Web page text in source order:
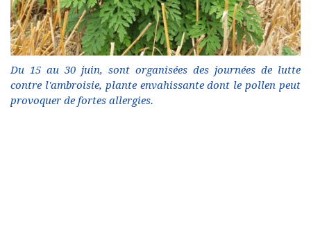
Du 15 au 30 juin, sont organisées des journées de lutte
contre l'ambroisie, plante envahissante dont le pollen peut
provoquer de fortes allergies.